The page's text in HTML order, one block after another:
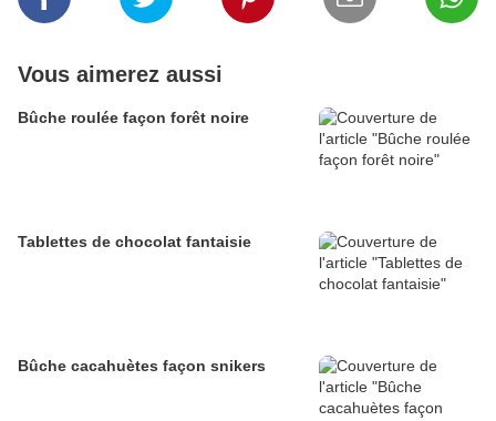
Vous aimerez aussi
Bûche roulée façon forêt noire
Tablettes de chocolat fantaisie
Bûche cacahuètes façon snikers